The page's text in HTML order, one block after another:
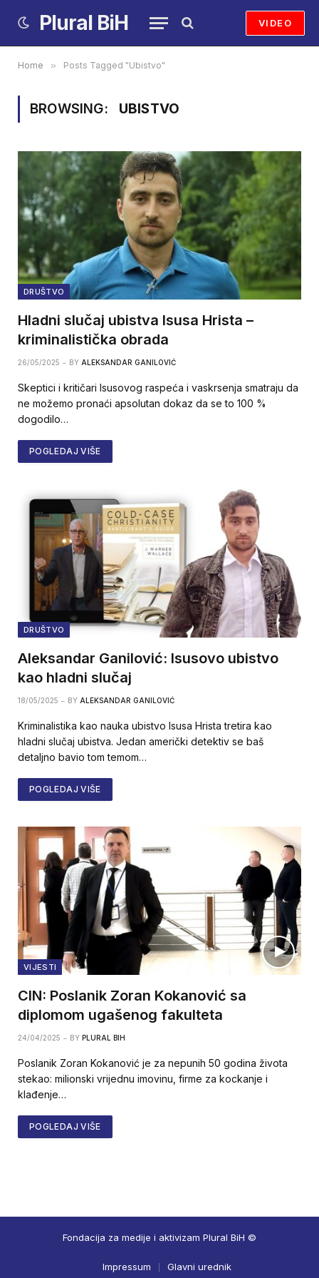
Plural BiH VIDEO
Home » Posts Tagged "Ubistvo"
BROWSING: UBISTVO
DRUŠTVO
Hladni slučaj ubistva Isusa Hrista –
kriminalistička obrada
26/05/2025 BY ALEKSANDAR GANILOVIĆ
Skeptici i kritičari Isusovog raspeća i vaskrsenja smatraju da
ne možemo pronaći apsolutan dokaz da se to 100 %
dogodilo…
POGLEDAJ VIŠE
DRUŠTVO
Aleksandar Ganilović: Isusovo ubistvo
kao hladni slučaj
18/05/2025 BY ALEKSANDAR GANILOVIĆ
Kriminalistika kao nauka ubistvo Isusa Hrista tretira kao
hladni slučaj ubistva. Jedan američki detektiv se baš
detaljno bavio tom temom…
POGLEDAJ VIŠE
VIJESTI
CIN: Poslanik Zoran Kokanović sa
diplomom ugašenog fakulteta
24/04/2025 BY PLURAL BIH
Poslanik Zoran Kokanović je za nepunih 50 godina života
stekao: milionski vrijednu imovinu, firme za kockanje i
klađenje…
POGLEDAJ VIŠE
Fondacija za medije i aktivizam Plural BiH ©
Impressum Glavni urednik